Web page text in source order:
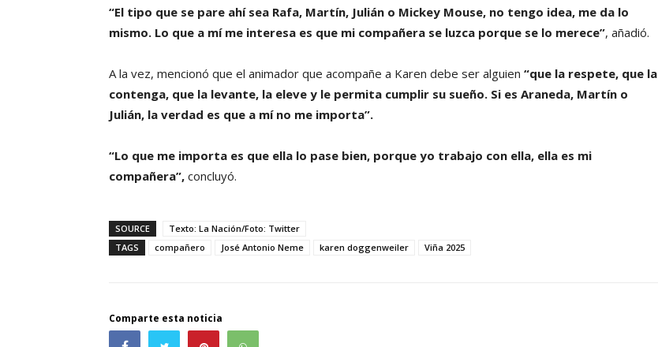
“El tipo que se pare ahí sea Rafa, Martín, Julián o Mickey Mouse, no tengo idea, me da lo
mismo. Lo que a mí me interesa es que mi compañera se luzca porque se lo merece”, añadió.
A la vez, mencionó que el animador que acompañe a Karen debe ser alguien “que la respete, que la
contenga, que la levante, la eleve y le permita cumplir su sueño. Si es Araneda, Martín o
Julián, la verdad es que a mí no me importa”.
“Lo que me importa es que ella lo pase bien, porque yo trabajo con ella, ella es mi
compañera”, concluyó.
SOURCE
Texto: La Nación/Foto: Twitter
TAGS
compañero José Antonio Neme karen doggenweiler Viña 2025
Comparte esta noticia